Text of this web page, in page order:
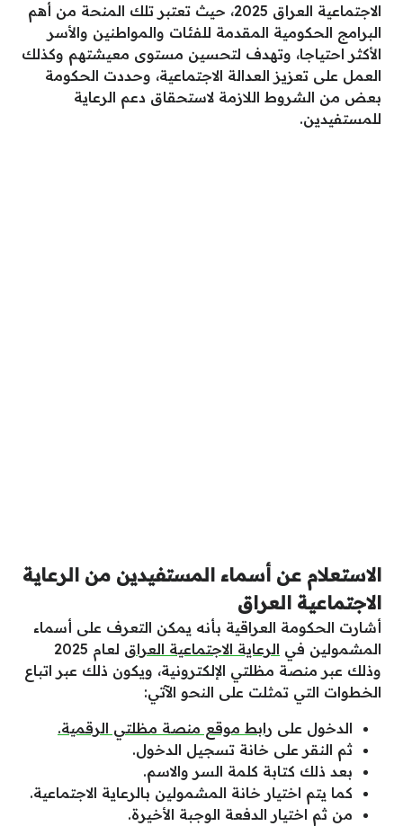
الاجتماعية العراق 2025، حيث تعتبر تلك المنحة من أهم
البرامج الحكومية المقدمة للفئات والمواطنين والأسر
الأكثر احتياجا، وتهدف لتحسين مستوى معيشتهم وكذلك
العمل على تعزيز العدالة الاجتماعية، وحددت الحكومة
بعض من الشروط اللازمة لاستحقاق دعم الرعاية
للمستفيدين.
الاستعلام عن أسماء المستفيدين من الرعاية
الاجتماعية العراق
أشارت الحكومة العراقية بأنه يمكن التعرف على أسماء
المشمولين في الرعاية الاجتماعية العراق
لعام 2025
وذلك عبر منصة مظلتي الإلكترونية، ويكون ذلك عبر اتباع
الخطوات التي تمثلت على النحو الآتي:
الدخول على رابط موقع منصة مظلتي الرقمية.
ثم النقر على خانة تسجيل الدخول.
بعد ذلك كتابة كلمة السر والاسم.
كما يتم اختيار خانة المشمولين بالرعاية الاجتماعية.
من ثم اختيار الدفعة الوجبة الأخيرة.